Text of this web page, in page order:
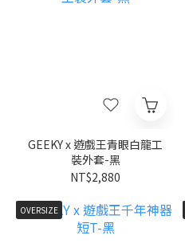
GEEKY x 遊戲王青眼白龍工
裝外套-黑
NT$2,880
OVERSIZE